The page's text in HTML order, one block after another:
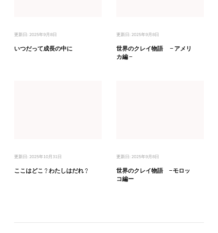
更新日: 2025年9月8日
いつだって成長の中に
更新日: 2025年9月8日
世界のクレイ物語 －アメリ
カ編－
更新日: 2025年10月31日
ここはどこ？わたしはだれ？
更新日: 2025年9月8日
世界のクレイ物語 -モロッ
コ編ー